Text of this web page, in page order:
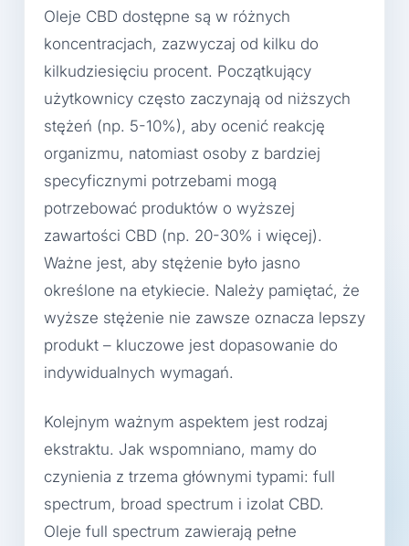
Oleje CBD dostępne są w różnych
koncentracjach, zazwyczaj od kilku do
kilkudziesięciu procent. Początkujący
użytkownicy często zaczynają od niższych
stężeń (np. 5-10%), aby ocenić reakcję
organizmu, natomiast osoby z bardziej
specyficznymi potrzebami mogą
potrzebować produktów o wyższej
zawartości CBD (np. 20-30% i więcej).
Ważne jest, aby stężenie było jasno
określone na etykiecie. Należy pamiętać, że
wyższe stężenie nie zawsze oznacza lepszy
produkt – kluczowe jest dopasowanie do
indywidualnych wymagań.
Kolejnym ważnym aspektem jest rodzaj
ekstraktu. Jak wspomniano, mamy do
czynienia z trzema głównymi typami: full
spectrum, broad spectrum i izolat CBD.
Oleje full spectrum zawierają pełne